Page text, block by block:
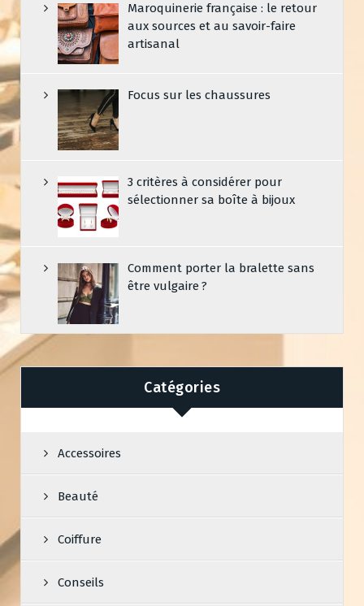
Maroquinerie française : le retour
aux sources et au savoir-faire
artisanal
Focus sur les chaussures
3 critères à considérer pour
sélectionner sa boîte à bijoux
Comment porter la bralette sans
être vulgaire ?
Catégories
Accessoires
Beauté
Coiffure
Conseils